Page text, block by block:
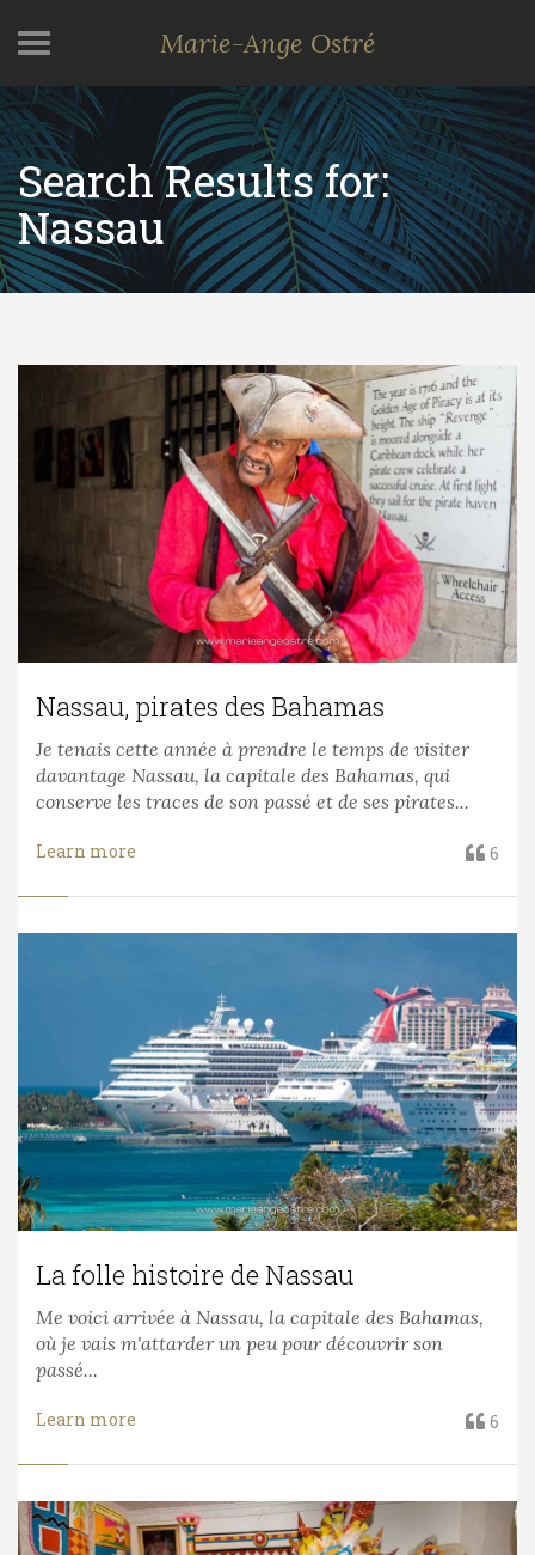
Marie-Ange Ostré
Search Results for:
Nassau
Nassau, pirates des Bahamas
Je tenais cette année à prendre le temps de visiter
davantage Nassau, la capitale des Bahamas, qui
conserve les traces de son passé et de ses pirates...
Learn more 6
La folle histoire de Nassau
Me voici arrivée à Nassau, la capitale des Bahamas,
où je vais m'attarder un peu pour découvrir son
passé...
Learn more 6